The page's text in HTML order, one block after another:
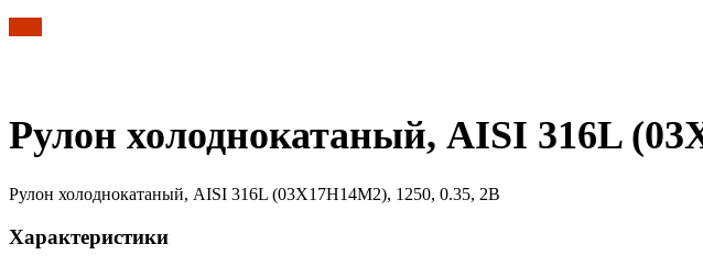
Рулон холоднокатаный, AISI 316L
Рулон холоднокатаный, AISI 316L (03Х17Н14М2), 1250, 0.35, 2B
Характеристики